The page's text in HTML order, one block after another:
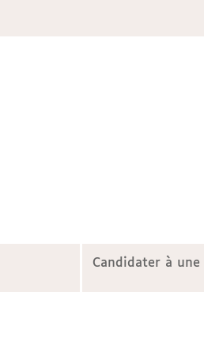
Candidater à